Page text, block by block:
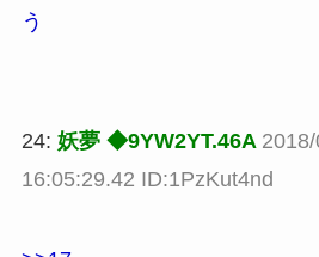
う
24: 妖夢 ◆9YW2YT.46A
16:05:29.42 ID:1PzKut4nd